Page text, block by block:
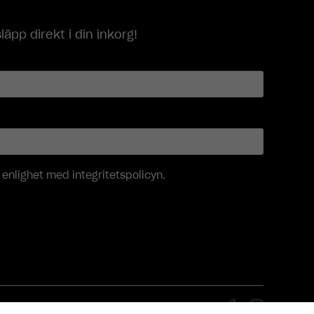
direkt i din inkorg!
med integritetspolicyn.